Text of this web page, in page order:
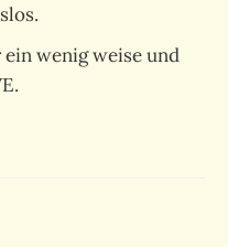
ein wenig weise und